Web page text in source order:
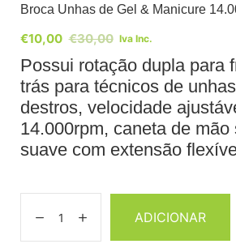
Broca Unhas de Gel & Manicure
€30,00
€10,00 Iva Inc.
Possui rotação dupla para
trás para técnicos de
destros, velocidade
14.000rpm, caneta de
suave com extensão
ADICIONAR